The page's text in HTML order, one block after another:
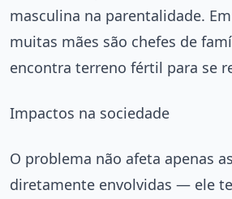
masculina na parentalidade.
muitas mães são chefes de
encontra terreno fértil para se
Impactos na sociedade
O problema não afeta apenas
diretamente envolvidas — ele